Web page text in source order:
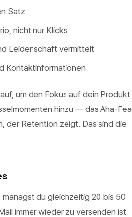
Satz
nicht nur Klicks
Leidenschaft vermittelt
Kontaktinformationen
um den Fokus auf dein Produkt
hinzu — das Aha-
der Retention zeigt. Das sind die
du gleichzeitig 20 bis 50
immer wieder zu versenden ist